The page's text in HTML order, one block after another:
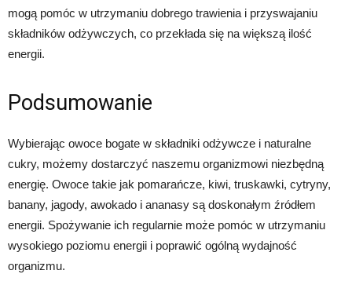
mogą pomóc w utrzymaniu dobrego trawienia i przyswajaniu
składników odżywczych, co przekłada się na większą ilość
energii.
Podsumowanie
Wybierając owoce bogate w składniki odżywcze i naturalne
cukry, możemy dostarczyć naszemu organizmowi niezbędną
energię. Owoce takie jak pomarańcze, kiwi, truskawki, cytryny,
banany, jagody, awokado i ananasy są doskonałym źródłem
energii. Spożywanie ich regularnie może pomóc w utrzymaniu
wysokiego poziomu energii i poprawić ogólną wydajność
organizmu.